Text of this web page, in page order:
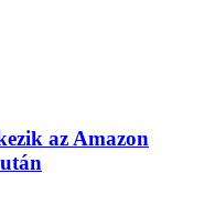
az Amazon